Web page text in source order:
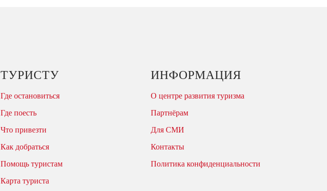
ТУРИСТУ
Где остановиться
Где поесть
Что привезти
Как добраться
Помощь туристам
Карта туриста
ИНФОРМАЦИЯ
О центре развития туризма
Партнёрам
Для СМИ
Контакты
Политика конфиденциальности